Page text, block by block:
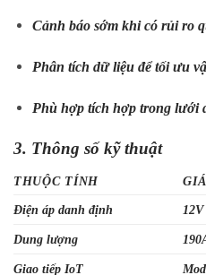
Cảnh báo sớm khi có rủi ro
Phân tích dữ liệu để tối ưu
Phù hợp tích hợp trong lưới
3. Thông số kỹ thuật
THUỘC TÍNH
Điện áp danh định
12V
Dung lượng
Giao tiếp IoT